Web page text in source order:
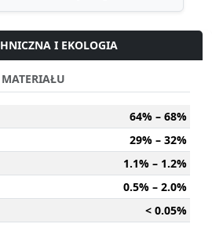
I EKOLOGIA
64% – 68%
29% – 32%
1.1% – 1.2%
0.5% – 2.0%
< 0.05%